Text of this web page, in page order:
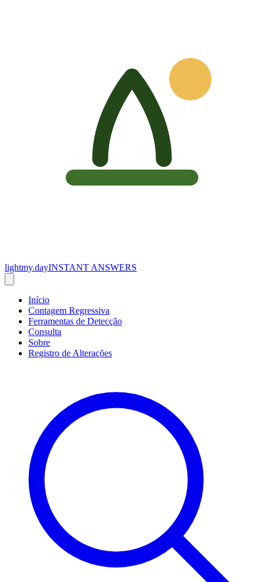
lightmy.dayINSTANT ANSWERS
Início
Contagem Regressiva
Ferramentas de Detecção
Consulta
Sobre
Registro de Alterações